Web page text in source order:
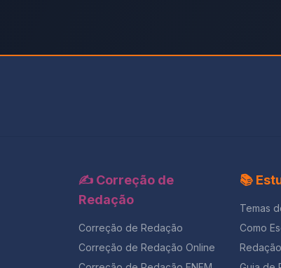
✍️ Correção de
Redação
Correção de Redação
Correção de Redação Online
📚
Temas
Como